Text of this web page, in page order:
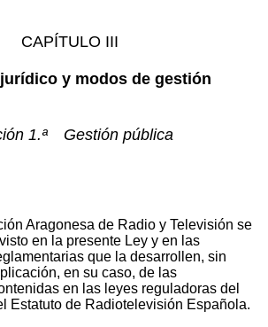
CAPÍTULO III
y modos de gestión
1.ª Gestión pública
Aragonesa de Radio y Televisión se
en la presente Ley y en las
que la desarrollen, sin
en su caso, de las
en las leyes reguladoras del
Estatuto de Radiotelevisión Española.